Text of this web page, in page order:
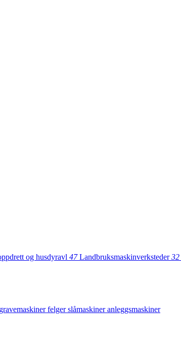
og husdyravl 47 Landbruksmaskinverksteder32
gravemaskinerfelgerslåmaskineranleggsmaskiner